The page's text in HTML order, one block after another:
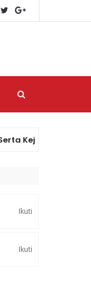
Gunungsitoli
Ikuti
Ikuti